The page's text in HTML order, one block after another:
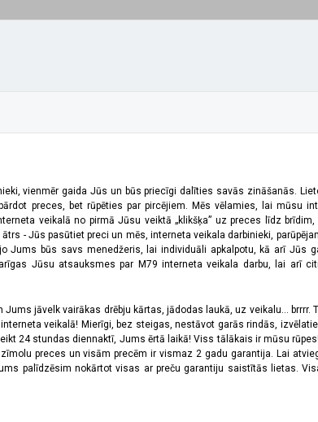
vienmēr gaida Jūs un būs priecīgi dalīties savās zināšanās.
preces, bet rūpēties par pircējiem. Mēs vēlamies, lai mūsu
veikalā no pirmā Jūsu veiktā „klikšķa” uz preces līdz
- Jūs pasūtiet preci un mēs, interneta veikala darbinieki,
Jums būs savs menedžeris, lai individuāli apkalpotu, kā arī Jūs
Jūsu atsauksmes par M79 interneta veikala darbu, lai arī
jāvelk vairākas drēbju kārtas, jādodas laukā, uz veikalu...
veikalā! Mierīgi, bez steigas, nestāvot garās rindās,
24 stundas diennaktī, Jums ērtā laikā! Viss tālākais ir mūsu
preces un visām precēm ir vismaz 2 gadu garantija. Lai
palīdzēsim nokārtot visas ar preču garantiju saistītās lietas.